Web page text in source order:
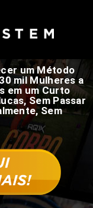
um Método
mil Mulheres a
em um Curto
Sem Passar
Sem